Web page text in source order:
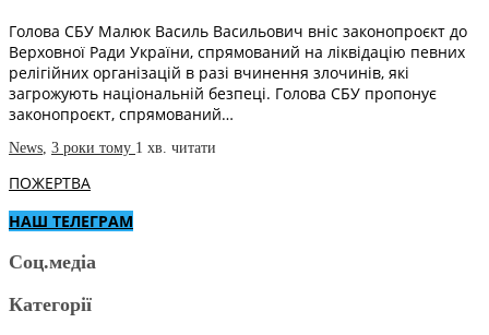
Голова СБУ Малюк Василь Васильович вніс законопроєкт до
Верховної Ради України, спрямований на ліквідацію певних
релігійних організацій в разі вчинення злочинів, які
загрожують національній безпеці. Голова СБУ пропонує
законопроєкт, спрямований…
News, 3 роки тому 1 хв. читати
ПОЖЕРТВА
НАШ ТЕЛЕГРАМ
Соц.медіа
Категорії